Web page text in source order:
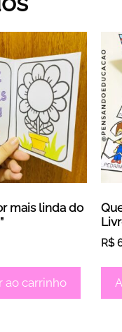
mais linda do
ao carrinho
R$